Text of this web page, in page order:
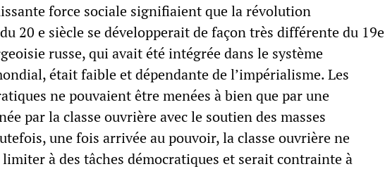
force sociale signifiaient que la révolution
20 e siècle se développerait de façon très différente du 19e
russe, qui avait été intégrée dans le système
était faible et dépendante de l’impérialisme. Les
ne pouvaient être menées à bien que par une
par la classe ouvrière avec le soutien des masses
une fois arrivée au pouvoir, la classe ouvrière ne
à des tâches démocratiques et serait contrainte à